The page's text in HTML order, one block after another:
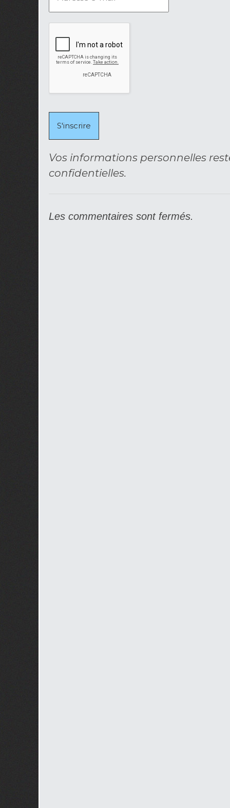
Vos informations personnelles
confidentielles.
Les commentaires sont fermés.